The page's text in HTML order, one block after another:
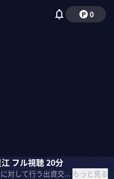
0
フル視聴 20分
起業家が投資家に対して行う出資交渉を 映像化したリアル投資ドキュメンタリー。起業家はどのようにプレゼンや交渉を行い資本を集め、投資家たちは起業家のどんな所に未来を感じ取るのか？ 「起業家に、翼を。」 全ての起業家を応援する番組の第3弾 もっと見る
々木紀彦